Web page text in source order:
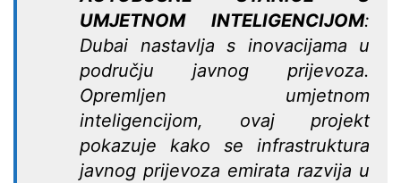
UMJETNOM INTELIGENCIJOM:
Dubai nastavlja s inovacijama u
području javnog prijevoza.
Opremljen umjetnom
inteligencijom, ovaj projekt
pokazuje kako se infrastruktura
javnog prijevoza emirata razvija u